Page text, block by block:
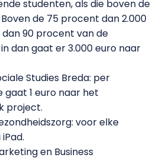
studenten, als die boven de
de 75 procent dan 2.000
90 procent van de
dan gaat er 3.000 euro naar
Studies Breda: per
gaat 1 euro naar het
project.
voor elke
en Business